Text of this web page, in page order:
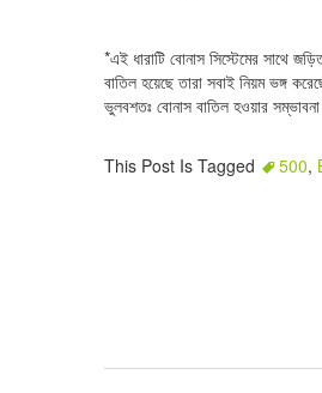
*এই ধারাটি বোনাস সিস্টেমের সাথে
বাতিল হয়েছে তারা সবাই নিয়ম ভঙ্গ
ভুলবশতঃ বোনাস বাতিল হওয়ার
This Post Is Tagged 500,